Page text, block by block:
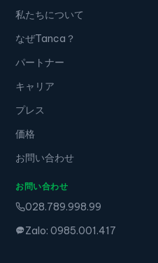
私たちについて
なぜTanca？
パートナー
キャリア
プレス
価格
お問い合わせ
お問い合わせ
028.789.998.99
Zalo: 0985.001.417